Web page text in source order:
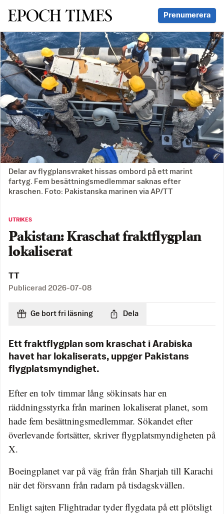
Svenska Epoch Times Prenumerera
Delar av flygplansvraket hissas ombord på ett marint
fartyg. Fem besättningsmedlemmar saknas efter
kraschen. Foto: Pakistanska marinen via AP/TT
UTRIKES
Pakistan: Kraschat fraktflygplan
lokaliserat
TT
Publicerad 2026-07-08
Ge bort fri läsning Dela
Ett fraktflygplan som kraschat i Arabiska
havet har lokaliserats, uppger Pakistans
flygplatsmyndighet.
Efter en tolv timmar lång sökinsats har en
räddningsstyrka från marinen lokaliserat planet, som
hade fem besättningsmedlemmar. Sökandet efter
överlevande fortsätter, skriver flygplatsmyndigheten på
X.
Boeingplanet var på väg från från Sharjah till Karachi
när det försvann från radarn på tisdagskvällen.
Enligt sajten Flightradar tyder flygdata på ett plötsligt